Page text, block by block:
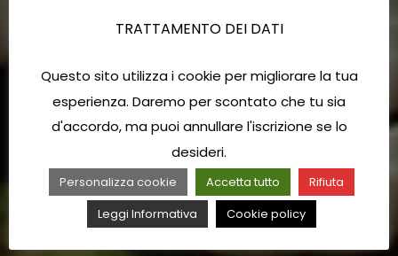
TRATTAMENTO DEI DATI
Questo sito utilizza i cookie per migliorare la tua
esperienza. Daremo per scontato che tu sia
d'accordo, ma puoi annullare l'iscrizione se lo
desideri.
Personalizza cookie Accetta tutto
Rifiuta
Leggi Informativa
Cookie policy